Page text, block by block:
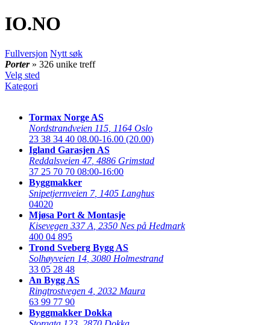
IO.NO
Fullversjon Nytt søk
Porter » 326 unike treff
Velg sted
Kategori
Tormax Norge AS
Nordstrandveien 115 1164 Oslo
23 38 34 40 08.00-16.00 (20.00)
Igland Garasjen AS
Reddalsveien 47, 4886 Grimstad
37 25 70 70 08:00-16:00
Byggmakker
Snipetjernveien 7, 1405 Langhus
04020
Mjøsa Port & Montasje
Kisevegen 337 A 2350 Nes på Hedmark
400 04 895
Trond Sveberg Bygg AS
Solhøyveien 14 3080 Holmestrand
33 05 28 48
An Bygg AS
Ringtrostvegen 4 2032 Maura
63 99 77 90
Byggmakker Dokka